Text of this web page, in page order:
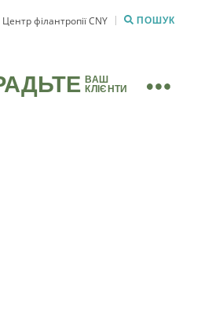
Центр філантропії CNY ПОШУК
ВАШ
КЛІЄНТИ